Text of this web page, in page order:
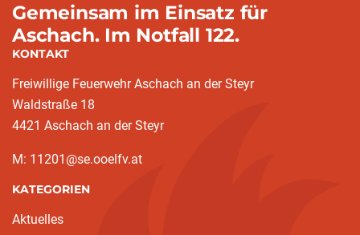
Gemeinsam im Einsatz für
Aschach. Im Notfall 122.
KONTAKT
Freiwillige Feuerwehr Aschach an der Steyr
Waldstraße 18
4421 Aschach an der Steyr
M: 11201@se.ooelfv.at
KATEGORIEN
Aktuelles